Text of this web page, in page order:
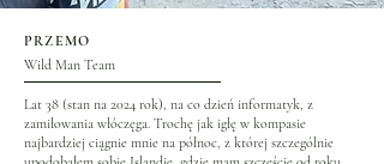
PRZEMO
Wild Man Team
Lat 38 (stan na 2024 rok), na co dzień informatyk, z
zamiłowania włóczęga. Trochę jak igłę w kompasie
najbardziej ciągnie mnie na północ, z której szczególnie